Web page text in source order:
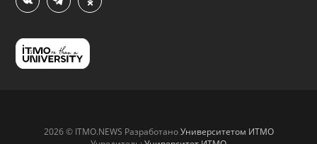
2026 © ITMO.NEWS РазработаноУниверситетом ИТМО